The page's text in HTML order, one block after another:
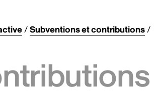
/Subventions et contributions/